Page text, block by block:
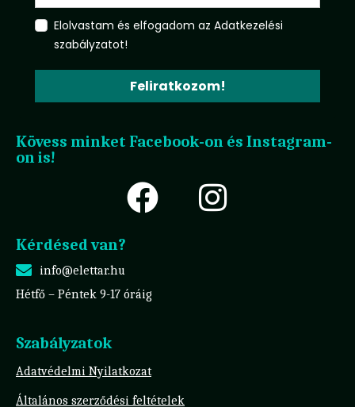
Elolvastam és elfogadom az Adatkezelési
szabályzatot!
Feliratkozom!
Kövess minket Facebook-on és Instagram-
on is!
Kérdésed van?
info@elettar.hu
Hétfő – Péntek 9-17 óráig
Szabályzatok
Adatvédelmi Nyilatkozat
Általános szerződési feltételek